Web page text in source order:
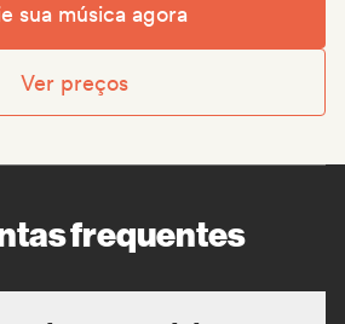
sua música agora
Ver preços
frequentes